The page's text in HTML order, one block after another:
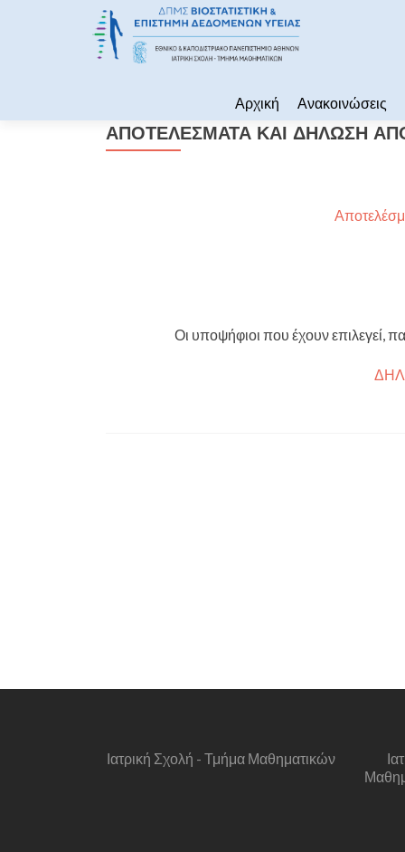
Αρχική
Ανακοινώσεις
ΑΠΟΤΕΛΕΣΜΑΤΑ ΚΑΙ ΔΗΛΩΣΗ
Οι υποψήφιοι που έχουν
Ιατρική Σχολή - Τμήμα Μαθηματικών